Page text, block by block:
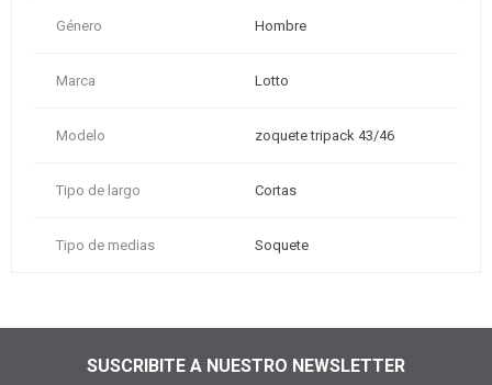
Género Hombre
Marca Lotto
Modelo zoquete tripack 43/46
Tipo de largo Cortas
Tipo de medias Soquete
SUSCRIBITE A NUESTRO NEWSLETTER